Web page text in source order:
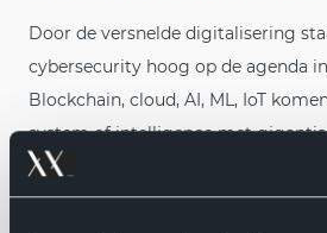
Door de versnelde digitalisering
cybersecurity hoog op de agenda
Blockchain, cloud, AI, ML, IoT
system of intelligence met
real-time data. Meer
inzicht en controle over het proces